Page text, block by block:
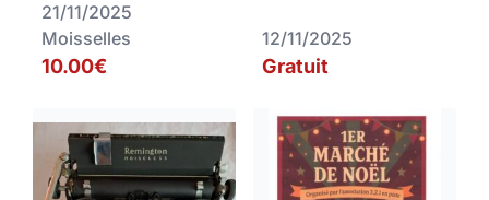
21/11/2025
Moisselles
10.00€
12/11/2025
Gratuit